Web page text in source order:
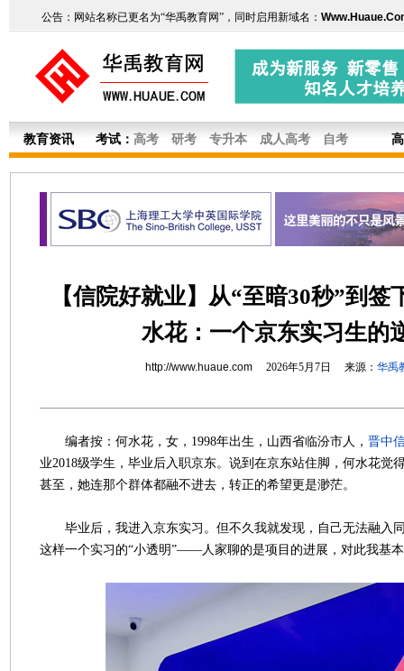
公告：网站名称已更名为“华禹教育网”，同时启用新域名：
教育资讯 考试： 高考 研考 专升本 成人高考 自考
【信院好就业】从“至暗30秒”到签
水花：一个京东实习生的
http://www.huaue.com2026年5月7日 来源： 华禹
编者按：何水花，女，1998年出生，山西省临汾市人， 晋中
业2018级学生，毕业后入职京东。说到在京东站住脚，何水花
甚至，她连那个群体都融不进去，转正的希望更是渺茫。
毕业后，我进入京东实习。但不久我就发现，自己无法融入
这样一个实习的“小透明”——人家聊的是项目的进展，对此我基